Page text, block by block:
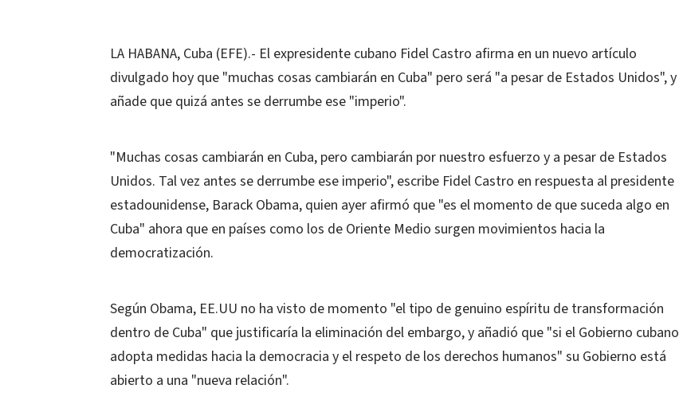
LA HABANA, Cuba (EFE).- El expresidente cubano Fidel Castro afirma en un nuevo artículo
divulgado hoy que "muchas cosas cambiarán en Cuba" pero será "a pesar de Estados Unidos", y
añade que quizá antes se derrumbe ese "imperio".
"Muchas cosas cambiarán en Cuba, pero cambiarán por nuestro esfuerzo y a pesar de Estados
Unidos. Tal vez antes se derrumbe ese imperio", escribe Fidel Castro en respuesta al presidente
estadounidense, Barack Obama, quien ayer afirmó que "es el momento de que suceda algo en
Cuba" ahora que en países como los de Oriente Medio surgen movimientos hacia la
democratización.
Según Obama, EE.UU no ha visto de momento "el tipo de genuino espíritu de transformación
dentro de Cuba" que justificaría la eliminación del embargo, y añadió que "si el Gobierno cubano
adopta medidas hacia la democracia y el respeto de los derechos humanos" su Gobierno está
abierto a una "nueva relación".